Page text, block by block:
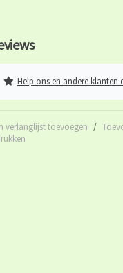
Help ons en andere klanten
verlanglijst toevoegen /